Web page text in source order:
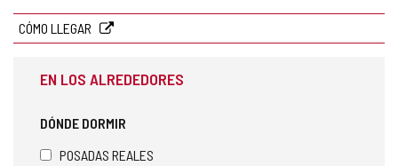
CÓMO LLEGAR
EN LOS ALREDEDORES
DÓNDE DORMIR
POSADAS REALES